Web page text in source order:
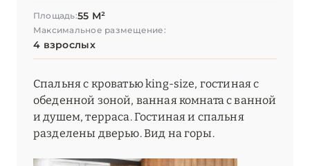
Площадь:55 М²
Максимальное размещение:
4 взрослых
Спальня с кроватью king-size, гостиная с
обеденной зоной, ванная комната с ванной
и душем, терраса. Гостиная и спальня
разделены дверью. Вид на горы.